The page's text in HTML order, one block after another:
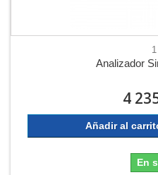
Analizador
4
Añadir al
En